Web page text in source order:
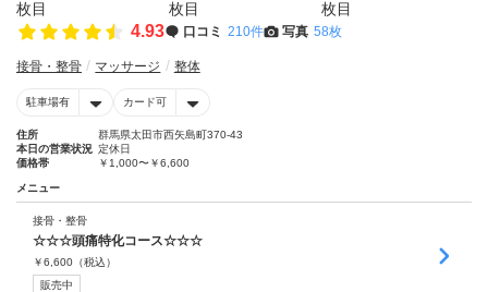
4.93 口コミ 210件 写真 58枚
接骨・整骨 マッサージ 整体
駐車場有 カード可
住所
群馬県太田市西矢島町370-43
本日の営業状況 定休日
価格帯
￥1,000〜￥6,600
メニュー
接骨・整骨
☆☆☆頭痛特化コース☆☆☆
￥6,600 （税込）
販売中